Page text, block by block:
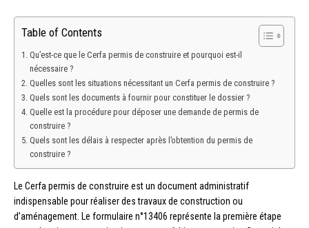
Table of Contents
Qu’est-ce que le Cerfa permis de construire et pourquoi est-il
nécessaire ?
Quelles sont les situations nécessitant un Cerfa permis de construire ?
Quels sont les documents à fournir pour constituer le dossier ?
Quelle est la procédure pour déposer une demande de permis de
construire ?
Quels sont les délais à respecter après l’obtention du permis de
construire ?
Le Cerfa permis de construire est un document administratif
indispensable pour réaliser des travaux de construction ou
d’aménagement. Le formulaire n°13406 représente la première étape